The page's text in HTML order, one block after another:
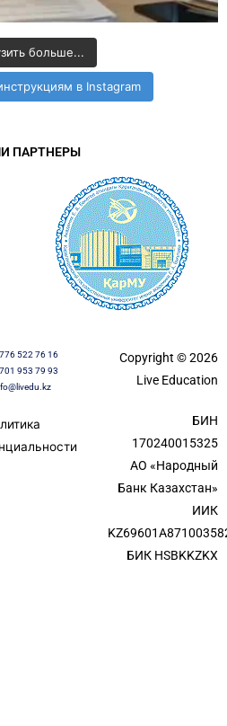
больше...
в Instagram
ПАРТНЕРЫ
522 76 16
953 79 93
Copyright © 2026
Live Education
БИН
170240015325
АО «Народный
Банк Казахстан»
ИИК
БИК HSBKKZKX